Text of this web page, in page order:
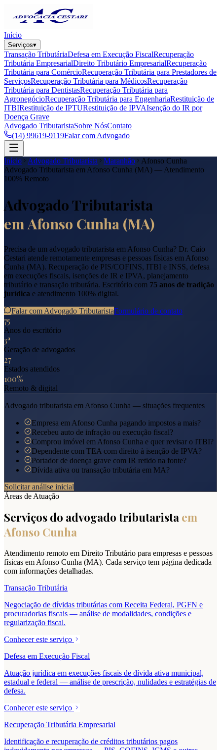
Início
Serviços▾
Transação TributáriaDefesa em Execução FiscalRecuperação
Tributária EmpresarialDireito Tributário EmpresarialRecuperação
Tributária para ComércioRecuperação Tributária para Prestadores de
ServiçosRecuperação Tributária para MédicosRecuperação
Tributária para DentistasRecuperação Tributária para
AgronegócioRecuperação Tributária para EngenhariaRestituição de
ITBIRestituição de IPTURestituição de IPVAIsenção do IR por
Doença Grave
Advogado TributaristaSobre NósContato
(14) 99619-9119Falar com Advogado
Início Advogado Tributarista Maranhão
Afonso Cunha
Advogado Tributarista em Afonso Cunha (MA) — Atendimento
100% Remoto
Advogado Tributarista
em Afonso Cunha (MA)
Precisa de um advogado tributarista em Afonso Cunha? Dr. Caio
Cestari atende remotamente empresas e pessoas físicas em Afonso
Cunha (MA). Recuperação de PIS/COFINS, ITBI e INSS, defesa
em execuções fiscais, isenções de IR e IPVA, planejamento
tributário e transação tributária. Escritório com 75 anos de tradição
jurídica e atendimento 100% digital.
Falar com Advogado TributaristaFormulário de contato
75
Anos do escritório
3ª
Geração de advogados
27
Estados atendidos
100%
Remoto & digital
Advogado tributarista em Afonso Cunha — situações frequentes
Empresa em Afonso Cunha pagando impostos a mais?
Recebeu auto de infração ou execução fiscal?
Comprou imóvel em Afonso Cunha e quer revisar o ITBI?
Dependente com TEA com direito à isenção de IPVA?
Portador de doença grave com IR retido na fonte?
Dívida ativa ou transação tributária em MA?
Solicitar análise inicial
Áreas de Atuação
Serviços do advogado tributarista em
Afonso Cunha
Atendimento remoto em Direito Tributário para empresas e pessoas
físicas em Afonso Cunha (MA). Cada serviço tem página dedicada
com informações detalhadas.
Transação Tributária
Negociação de dívidas tributárias com Receita Federal, PGFN e
procuradorias fiscais — análise de modalidades, condições e
regularização fiscal.
Conhecer este serviço
Defesa em Execução Fiscal
Atuação jurídica em execuções fiscais de dívida ativa municipal,
estadual e federal — análise de prescrição, nulidades e estratégias de
defesa.
Conhecer este serviço
Recuperação Tributária Empresarial
Identificação e recuperação de créditos tributários pagos